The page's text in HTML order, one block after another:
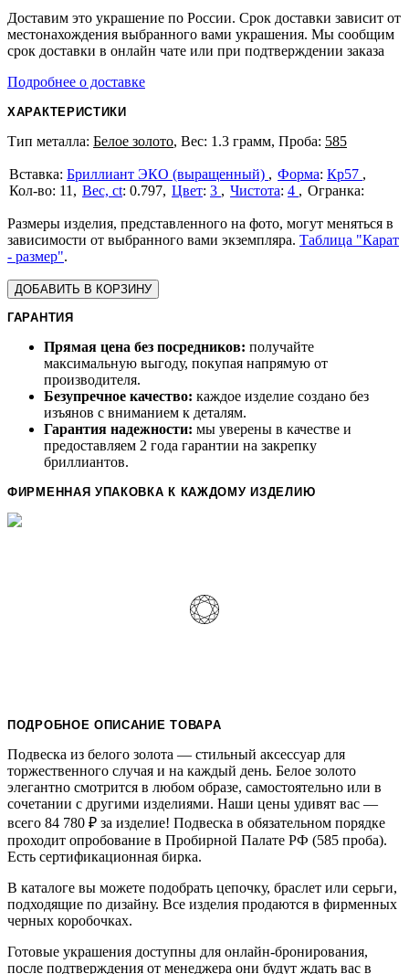
Доставим это украшение по России. Срок доставки зависит от
местонахождения выбранного вами украшения. Мы сообщим
срок доставки в онлайн чате или при подтверждении заказа
Подробнее о доставке
ХАРАКТЕРИСТИКИ
Тип металла: Белое золото, Вес: 1.3 грамм, Проба: 585
Бриллиант ЭКО (выращенный) Форма: Кр57
11
Вес, ct: 0.797 Цвет: 3 Чистота: 4
Размеры изделия, представленного на фото, могут меняться в
зависимости от выбранного вами экземпляра. Таблица "Карат
- размер".
ДОБАВИТЬ В КОРЗИНУ
ГАРАНТИЯ
Прямая цена без посредников: получайте
максимальную выгоду, покупая напрямую от
производителя.
Безупречное качество: каждое изделие создано без
изъянов с вниманием к деталям.
Гарантия надежности: мы уверены в качестве и
предоставляем 2 года гарантии на закрепку
бриллиантов.
ФИРМЕННАЯ УПАКОВКА К КАЖДОМУ ИЗДЕЛИЮ
ПОДРОБНОЕ ОПИСАНИЕ ТОВАРА
Подвеска из белого золота — стильный аксессуар для
торжественного случая и на каждый день. Белое золото
элегантно смотрится в любом образе, самостоятельно или в
сочетании с другими изделиями. Наши цены удивят вас —
всего 84 780 ₽ за изделие! Подвеска в обязательном порядке
проходит опробование в Пробирной Палате РФ (585 проба).
Есть сертификационная бирка.
В каталоге вы можете подобрать цепочку, браслет или серьги,
подходящие по дизайну. Все изделия продаются в фирменных
черных коробочках.
Готовые украшения доступны для онлайн-бронирования,
после подтверждения от менеджера они будут ждать вас в